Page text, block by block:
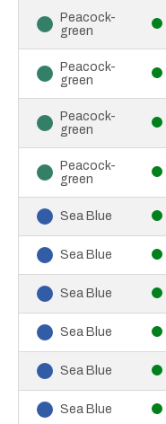
Peacock-
green
Peacock-
green
Peacock-
green
Peacock-
green
Sea Blue
Sea Blue
Sea Blue
Sea Blue
Sea Blue
Sea Blue